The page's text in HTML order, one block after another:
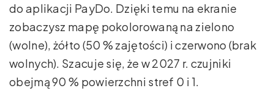
do aplikacji PayDo. Dzięki temu na ekranie
zobaczysz mapę pokolorowaną na zielono
(wolne), żółto (50 % zajętości) i czerwono (brak
wolnych). Szacuje się, że w 2027 r. czujniki
obejmą 90 % powierzchni stref 0 i 1.